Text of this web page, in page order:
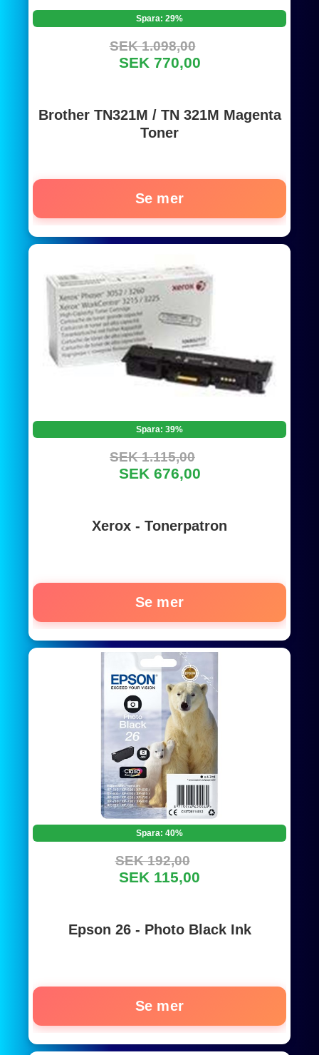
Spara: 29%
SEK 1.098,00
SEK 770,00
Brother TN321M / TN 321M Magenta
Toner
Se mer
Spara: 39%
SEK 1.115,00
SEK 676,00
Xerox - Tonerpatron
Se mer
Spara: 40%
SEK 192,00
SEK 115,00
Epson 26 - Photo Black Ink
Se mer